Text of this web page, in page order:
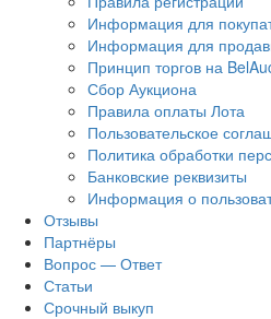
Информация для
Информация для
Принцип торгов на
Сбор Аукциона
Правила оплаты Лота
Пользовательское
Политика обработки
Банковские реквизиты
Информация о
Отзывы
Партнёры
Вопрос — Ответ
Статьи
Срочный выкуп